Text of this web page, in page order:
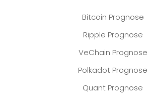
Bitcoin Prognose
Ripple Prognose
VeChain Prognose
Polkadot Prognose
Quant Prognose